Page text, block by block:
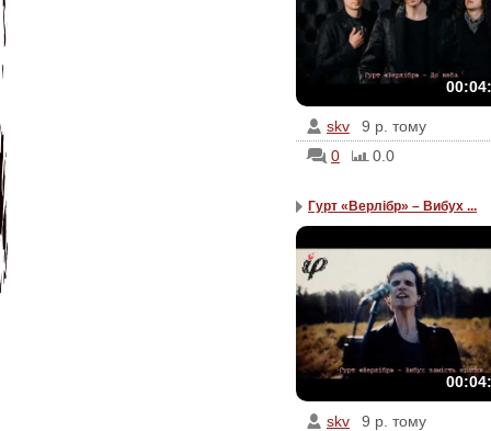
skv
9 р. тому
0
0.0
Гурт «Верлібр» – Вибух ...
skv
9 р. тому